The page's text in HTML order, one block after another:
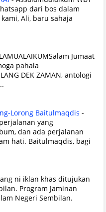
dari bos dalam
Ali, baru sahaja
Jumaat
pahala
DEK ZAMAN, antologi
Lorong Baitulmaqdis -
yang
dan ada perjalanan
hati. Baitulmaqdis, bagi
ni iklan khas ditujukan
Program Jaminan
Negeri Sembilan.